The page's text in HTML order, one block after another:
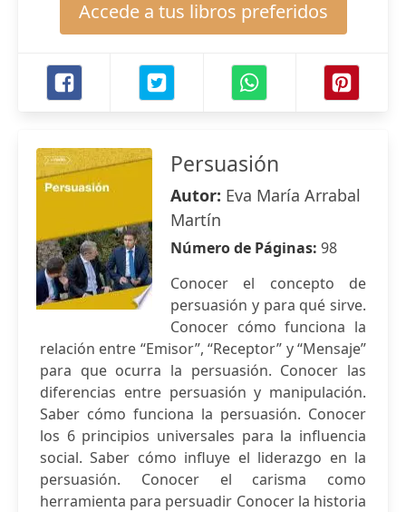
Accede a tus libros preferidos
Persuasión
Autor: Eva María Arrabal
Martín
Número de Páginas: 98
Conocer el concepto de
persuasión y para qué sirve.
Conocer cómo funciona la
relación entre “Emisor”, “Receptor” y “Mensaje”
para que ocurra la persuasión. Conocer las
diferencias entre persuasión y manipulación.
Saber cómo funciona la persuasión. Conocer
los 6 principios universales para la influencia
social. Saber cómo influye el liderazgo en la
persuasión. Conocer el carisma como
herramienta para persuadir Conocer la historia